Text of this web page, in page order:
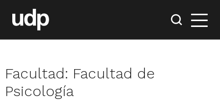
Facultad: Facultad de
Psicología